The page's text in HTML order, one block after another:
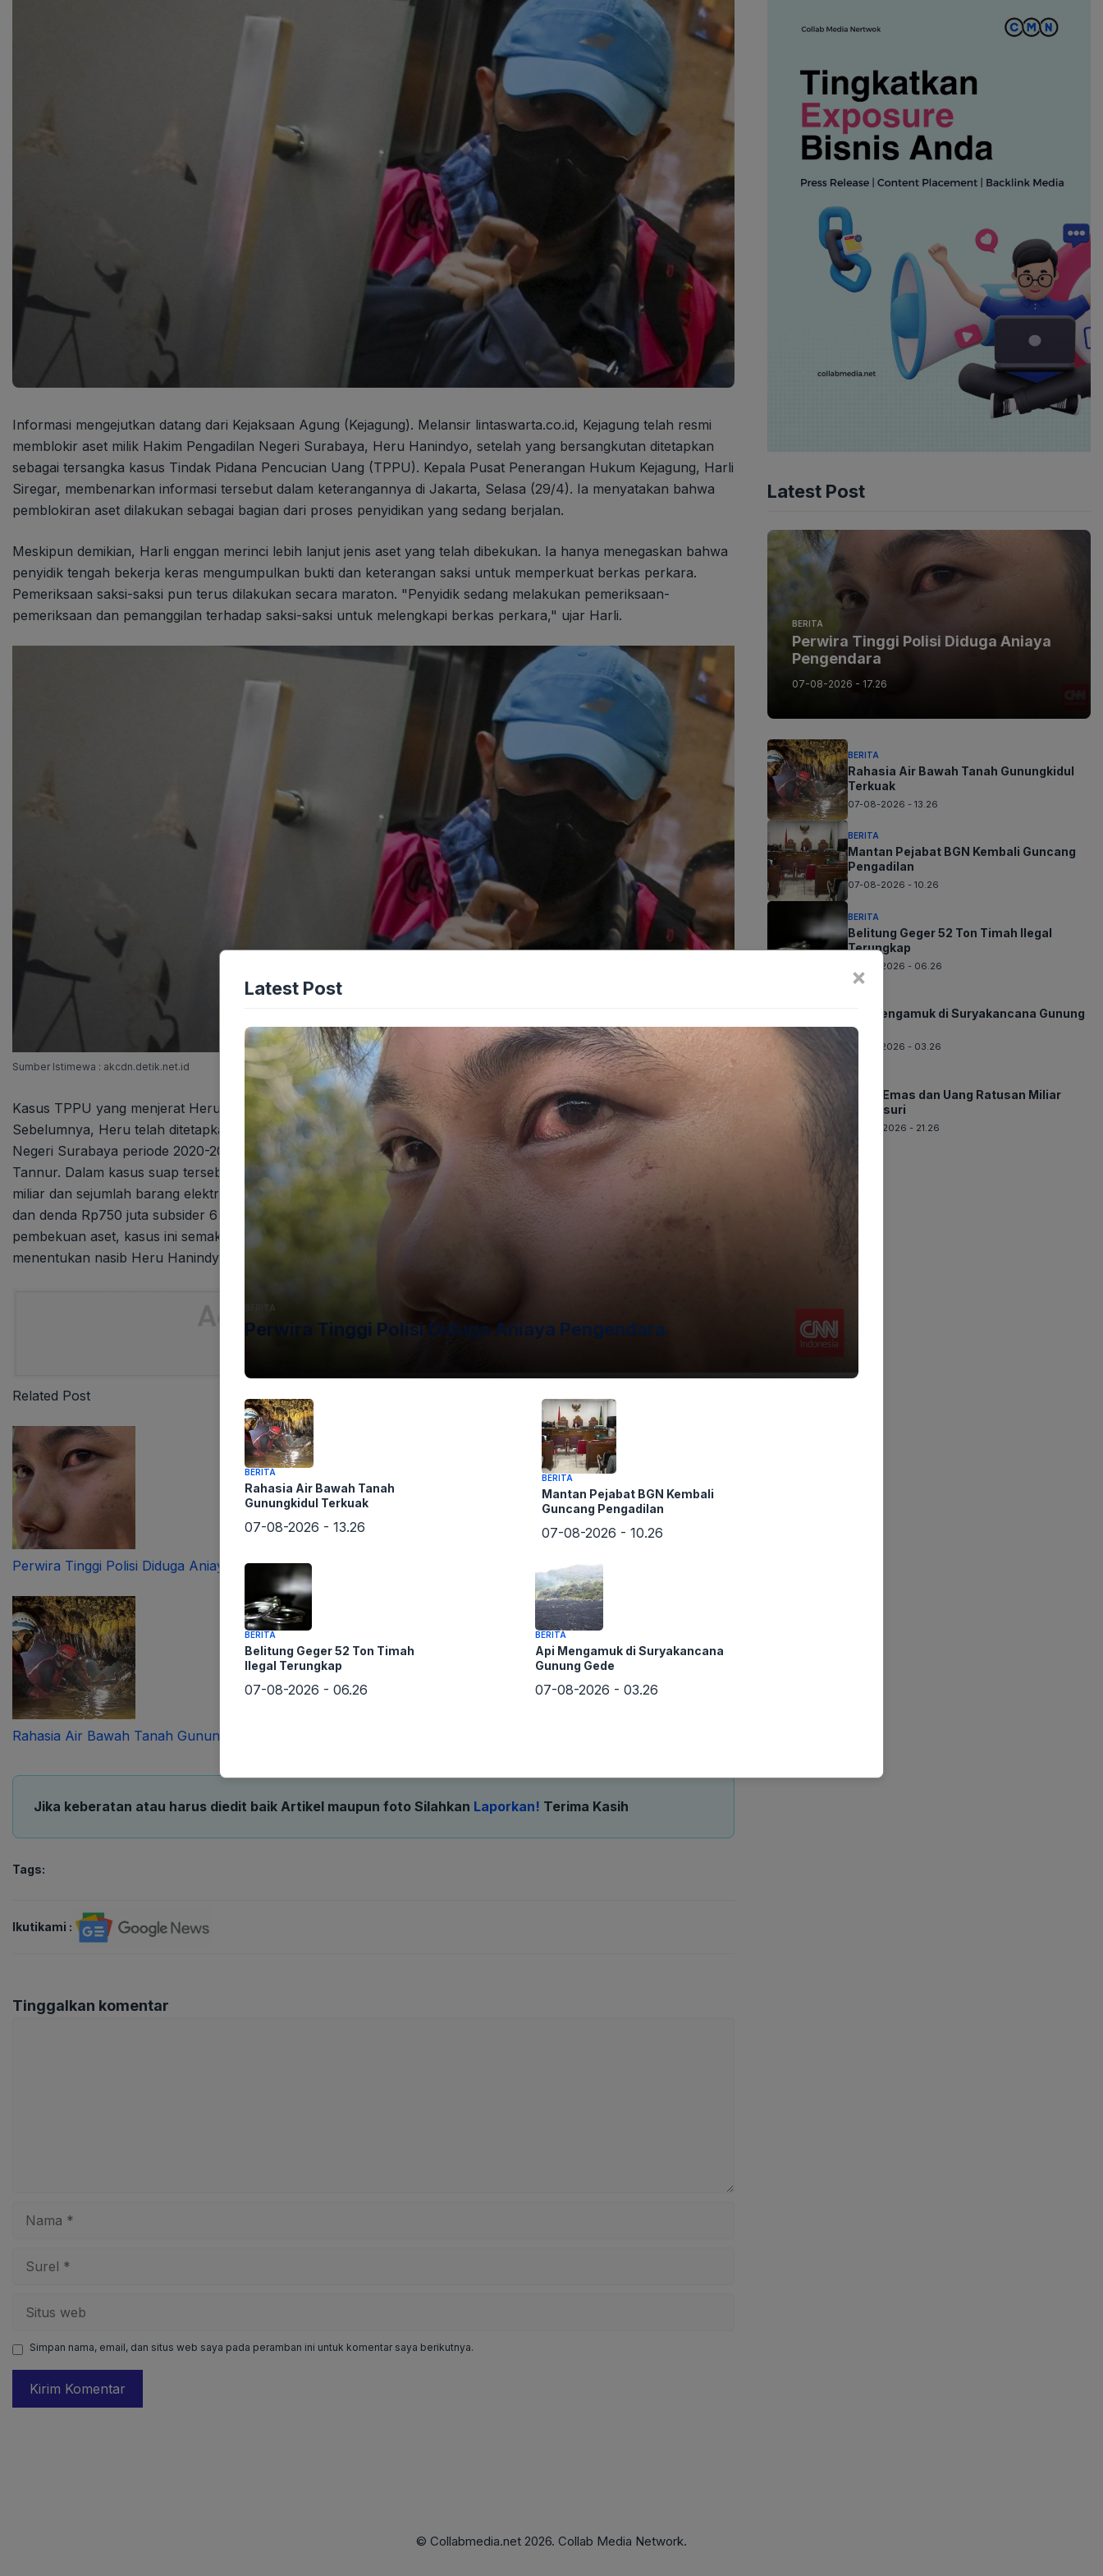
Informasi mengejutkan datang dari Kejaksaan Agung (Kejagung). Melansir lintaswarta.co.id, Kejagung telah resmi
memblokir aset milik Hakim Pengadilan Negeri Surabaya, Heru Hanindyo, setelah yang bersangkutan ditetapkan
sebagai tersangka kasus Tindak Pidana Pencucian Uang (TPPU). Kepala Pusat Penerangan Hukum Kejagung, Harli
Siregar, membenarkan informasi tersebut dalam keterangannya di Jakarta, Selasa (29/4). Ia menyatakan bahwa
pemblokiran aset dilakukan sebagai bagian dari proses penyidikan yang sedang berjalan.
Meskipun demikian, Harli enggan merinci lebih lanjut jenis aset yang telah dibekukan. Ia hanya menegaskan bahwa
penyidik tengah bekerja keras mengumpulkan bukti dan keterangan saksi untuk memperkuat berkas perkara.
Pemeriksaan saksi-saksi pun terus dilakukan secara maraton. "Penyidik sedang melakukan pemeriksaan-
pemeriksaan dan pemanggilan terhadap saksi-saksi untuk melengkapi berkas perkara," ujar Harli.
Sumber Istimewa : akcdn.detik.net.id
Kasus TPPU yang menjerat Heru Hanindyo merupakan pengembangan dari kasus suap yang lebih besar.
Sebelumnya, Heru telah ditetapkan sebagai tersangka dalam kasus suap terkait pengurusan perkara di Pengadilan
Negeri Surabaya periode 2020-2024, yang berujung pada vonis bebas terdakwa pembunuhan Gregorius Ronald
Tannur. Dalam kasus suap tersebut, penyidik telah mengamankan barang bukti berupa uang tunai senilai Rp20
miliar dan sejumlah barang elektronik. Jaksa Penuntut Umum bahkan menuntut hukuman pidana penjara 12 tahun
dan denda Rp750 juta subsider 6 bulan kurungan bagi Heru. Kini, dengan penambahan status tersangka TPPU dan
pembekuan aset, kasus ini semakin kompleks dan menarik perhatian publik. Proses hukum selanjutnya akan
menentukan nasib Heru Hanindyo.
Related Post
Perwira Tinggi Polisi Diduga Aniaya Pengendara
Rahasia Air Bawah Tanah Gunungkidul Terkuak
Jika keberatan atau harus diedit baik Artikel maupun foto Silahkan Laporkan! Terima Kasih
Tags:
Ikutikami :
Tinggalkan komentar
Simpan nama, email, dan situs web saya pada peramban ini untuk komentar saya berikutnya.
Latest Post
BERITA
Perwira Tinggi Polisi Diduga Aniaya
Pengendara
07-08-2026 - 17.26
BERITA
Rahasia Air Bawah Tanah Gunungkidul
Terkuak
07-08-2026 - 13.26
BERITA
Mantan Pejabat BGN Kembali Guncang
Pengadilan
07-08-2026 - 10.26
BERITA
Belitung Geger 52 Ton Timah Ilegal
Terungkap
07-08-2026 - 06.26
Api Mengamuk di Suryakancana Gunung
Gede
07-08-2026 - 03.26
Jejak Emas dan Uang Ratusan Miliar
Ditelusuri
06-08-2026 - 21.26
© Collabmedia.net 2026. Collab Media Network.
×
Latest Post
BERITA
Perwira Tinggi Polisi Diduga Aniaya Pengendara
BERITA
Rahasia Air Bawah Tanah
Gunungkidul Terkuak
07-08-2026 - 13.26
BERITA
Mantan Pejabat BGN Kembali
Guncang Pengadilan
07-08-2026 - 10.26
BERITA
Belitung Geger 52 Ton Timah
Ilegal Terungkap
07-08-2026 - 06.26
BERITA
Api Mengamuk di Suryakancana
Gunung Gede
07-08-2026 - 03.26